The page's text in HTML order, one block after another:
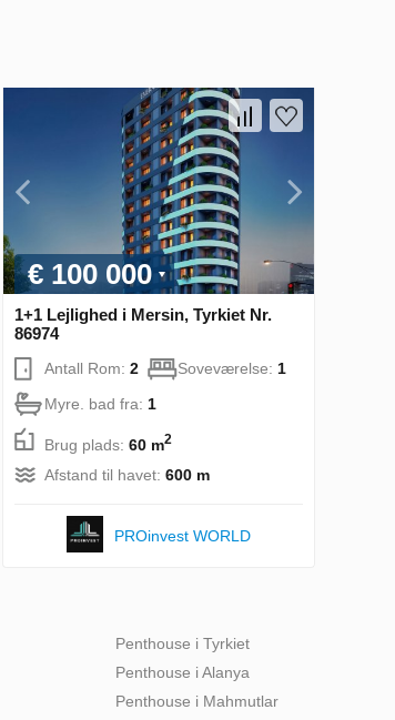
€ 100 000
1+1 Lejlighed i Mersin, Tyrkiet Nr.
86974
Antall Rom: 2 Soveværelse: 1
Myre. bad fra: 1
Brug plads: 60 m2
Afstand til havet: 600 m
PROinvest WORLD
Penthouse i Tyrkiet
Penthouse i Alanya
Penthouse i Mahmutlar